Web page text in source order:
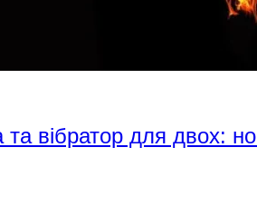
вібратор для двох: